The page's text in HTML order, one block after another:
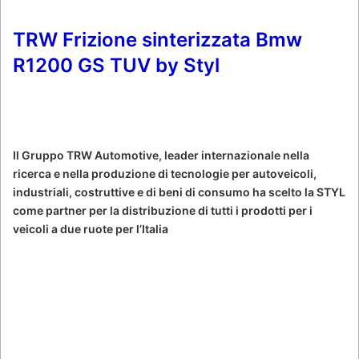
TRW Frizione sinterizzata Bmw
R1200 GS TUV by Styl
Il Gruppo TRW Automotive, leader internazionale nella
ricerca e nella produzione di tecnologie per autoveicoli,
industriali, costruttive e di beni di consumo ha scelto la STYL
come partner per la distribuzione di tutti i prodotti per i
veicoli a due ruote per l’Italia